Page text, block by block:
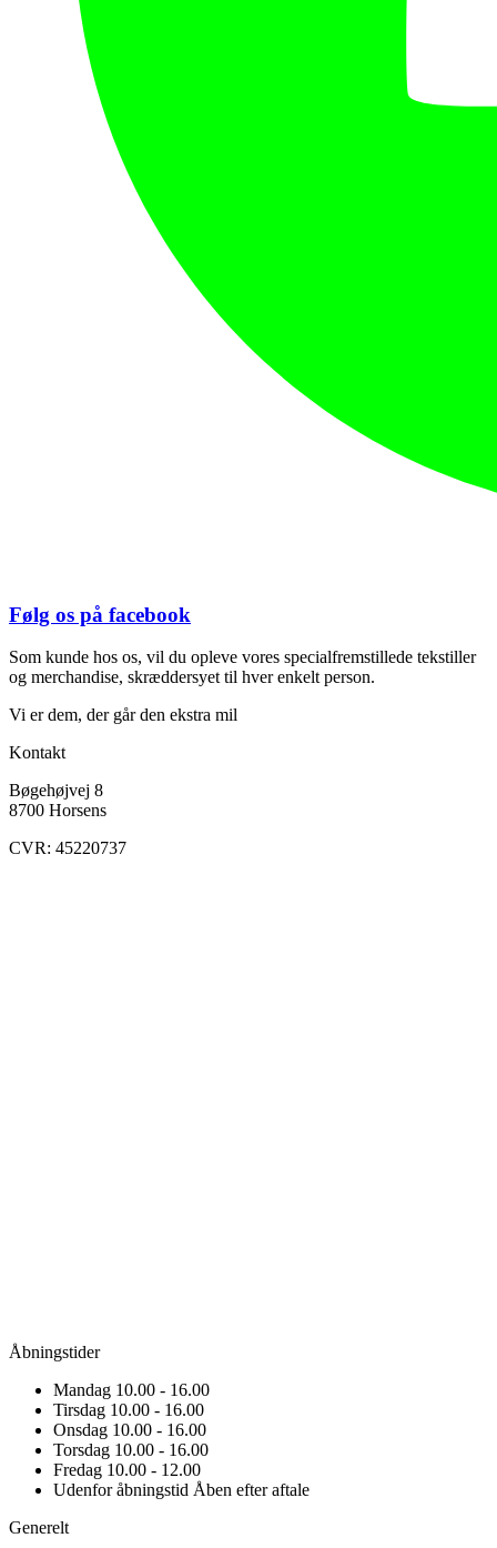
Følg os på facebook
Som kunde hos os, vil du opleve vores specialfremstillede tekstiller
og merchandise, skræddersyet til hver enkelt person.
Vi er dem, der går den ekstra mil
Kontakt
Bøgehøjvej 8
8700 Horsens
CVR: 45220737
Åbningstider
Mandag 10.00 - 16.00
Tirsdag 10.00 - 16.00
Onsdag 10.00 - 16.00
Torsdag 10.00 - 16.00
Fredag 10.00 - 12.00
Udenfor åbningstid Åben efter aftale
Generelt